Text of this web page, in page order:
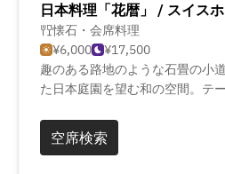
日本料理「花暦」 / スイス
懐石・会席料理
¥6,000
¥17,500
趣のある路地のような石畳の小
た日本庭園を望む和の空間。テ
う季節ごとに彩る花々が変わる
な味付け、器、盛り付けで味わ
空席検索